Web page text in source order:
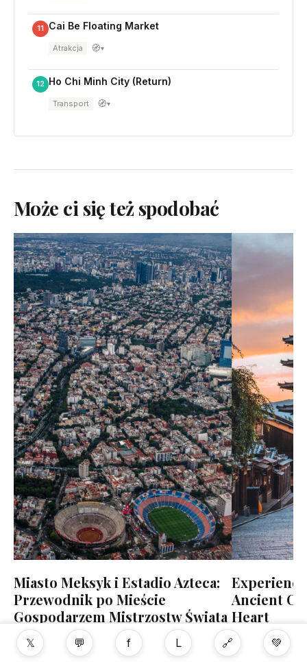
11 Cai Be Floating Market
Atrakcja 🧭▾
12 Ho Chi Minh City (Return)
Transport 🧭▾
Może ci się też spodobać
Miasto Meksyk i Estadio Azteca:
Przewodnik po Mieście
Gospodarzem Mistrzostw Świata
2026
9 min czytania Mexico
Ancient
Heart
5 min czytania
𝕏 💬 f L 🔗 💚